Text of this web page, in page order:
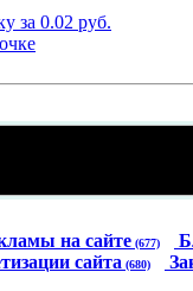
на сайте (677)
сайта (680)